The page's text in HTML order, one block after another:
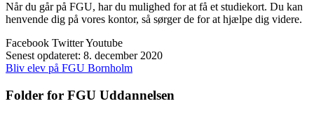
Når du går på FGU, har du mulighed for at få et studiekort. Du kan
henvende dig på vores kontor, så sørger de for at hjælpe dig videre.
Facebook TwitterYoutube
Senest opdateret: 8. december 2020
Bliv elev på FGU Bornholm
Folder for FGU Uddannelsen